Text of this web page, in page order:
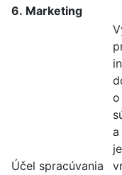
6. Marketing
Účel spracúvania
o
a